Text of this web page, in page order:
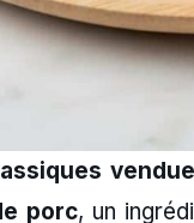
porc, un